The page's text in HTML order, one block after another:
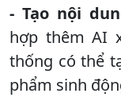
- Tạo nội
hợp thêm AI
thống có thể
phẩm sinh